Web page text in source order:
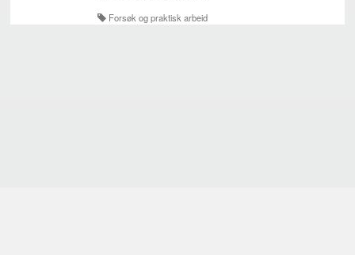
Forsøk og praktisk arbeid